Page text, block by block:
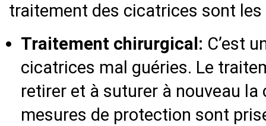
traitement des cicatrices sont
Traitement chirurgical: C’est
cicatrices mal guéries. Le
retirer et à suturer à nouveau
mesures de protection sont